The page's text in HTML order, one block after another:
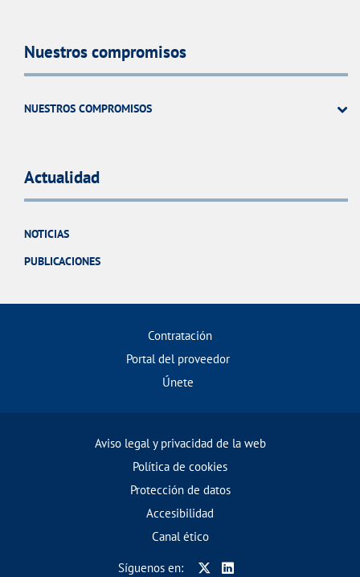
Nuestros compromisos
NUESTROS COMPROMISOS
Actualidad
NOTICIAS
PUBLICACIONES
Contratación
Portal del proveedor
Únete
Aviso legal y privacidad de la web
Política de cookies
Protección de datos
Accesibilidad
Canal ético
Síguenos en: